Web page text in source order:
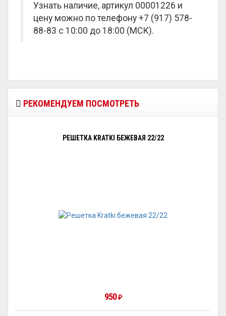
Узнать наличие, артикул 00001226 и
цену можно по телефону +7 (917) 578-
88-83 с 10:00 до 18:00 (МСК).
РЕКОМЕНДУЕМ ПОСМОТРЕТЬ
РЕШЕТКА KRATKI БЕЖЕВАЯ 22/22
950₽